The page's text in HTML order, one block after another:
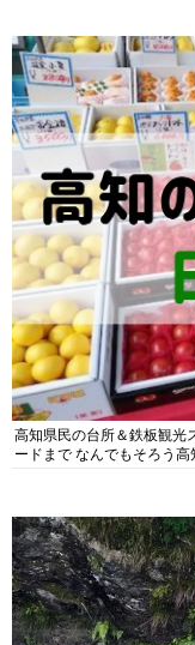
高知県民の台所＆鉄板観光
ードまで なんでもそろう高